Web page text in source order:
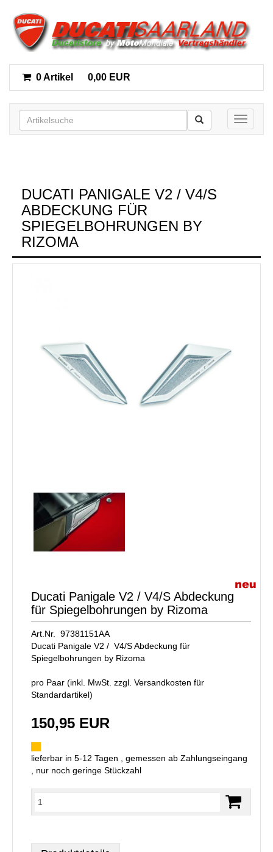
0 Artikel 0,00 EUR
Toggle
DUCATI PANIGALE V2 / V4/S
ABDECKUNG FÜR
SPIEGELBOHRUNGEN BY
RIZOMA
Ducati Panigale V2 / V4/S Abdeckung
für Spiegelbohrungen by Rizoma
Art.Nr. 97381151AA
Ducati Panigale V2 / V4/S Abdeckung für
Spiegelbohrungen by Rizoma
pro Paar (inkl. MwSt. zzgl. Versandkosten für
Standardartikel)
150,95 EUR
lieferbar in 5-12 Tagen , gemessen ab Zahlungseingang
, nur noch geringe Stückzahl